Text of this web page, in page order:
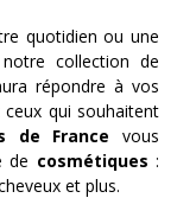
quotidien ou une
collection de
répondre à vos
qui souhaitent
de France vous
de cosmétiques :
et plus.